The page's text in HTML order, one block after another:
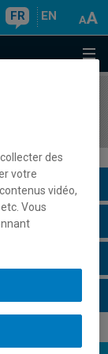
FR EN
des
votre
vidéo,
Vous